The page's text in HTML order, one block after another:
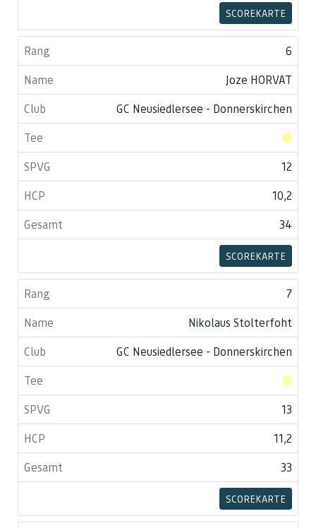
SCOREKARTE
6
Joze HORVAT
GC Neusiedlersee - Donnerskirchen
12
10,2
34
SCOREKARTE
7
Nikolaus Stolterfoht
GC Neusiedlersee - Donnerskirchen
13
11,2
33
SCOREKARTE